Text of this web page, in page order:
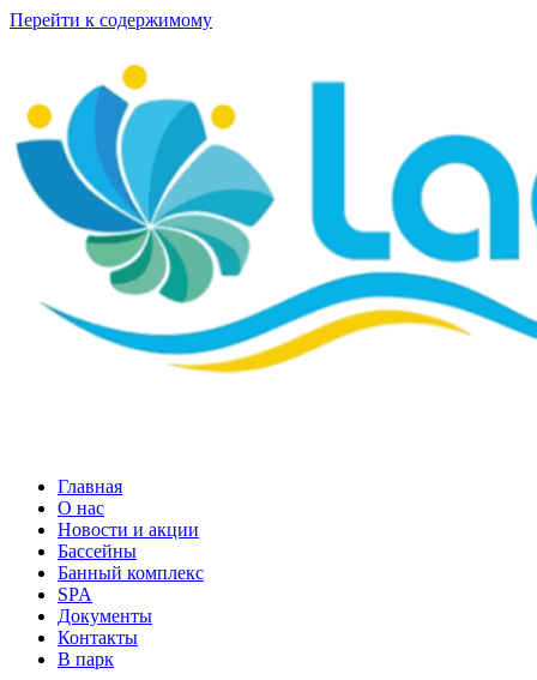
Перейти к содержимому
Главная
О нас
Новости и акции
Бассейны
Банный комплекс
SPA
Документы
Контакты
В парк